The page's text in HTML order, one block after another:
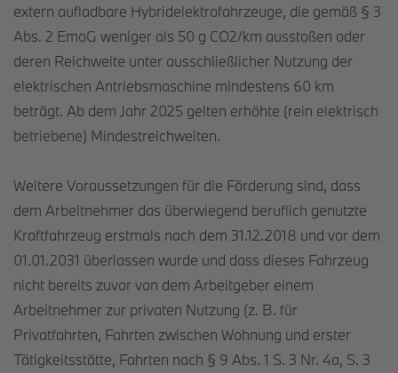
extern aufladbare Hybridelektrofahrzeuge, die gemäß § 3
Abs. 2 EmoG weniger als 50 g CO2/km ausstoßen oder
deren Reichweite unter ausschließlicher Nutzung der
elektrischen Antriebsmaschine mindestens 60 km
beträgt. Ab dem Jahr 2025 gelten erhöhte (rein elektrisch
betriebene) Mindestreichweiten.
Weitere Voraussetzungen für die Förderung sind, dass
dem Arbeitnehmer das überwiegend beruflich genutzte
Kraftfahrzeug erstmals nach dem 31.12.2018 und vor dem
01.01.2031 überlassen wurde und dass dieses Fahrzeug
nicht bereits zuvor von dem Arbeitgeber einem
Arbeitnehmer zur privaten Nutzung (z. B. für
Privatfahrten, Fahrten zwischen Wohnung und erster
Tätigkeitsstätte, Fahrten nach § 9 Abs. 1 S. 3 Nr. 4a, S. 3